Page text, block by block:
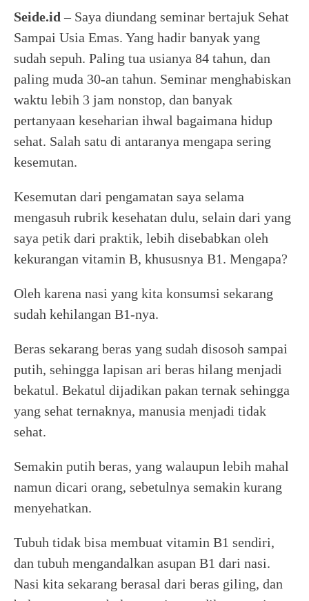
Seide.id – Saya diundang seminar bertajuk Sehat
Sampai Usia Emas. Yang hadir banyak yang
sudah sepuh. Paling tua usianya 84 tahun, dan
paling muda 30-an tahun. Seminar menghabiskan
waktu lebih 3 jam nonstop, dan banyak
pertanyaan keseharian ihwal bagaimana hidup
sehat. Salah satu di antaranya mengapa sering
kesemutan.
Kesemutan dari pengamatan saya selama
mengasuh rubrik kesehatan dulu, selain dari yang
saya petik dari praktik, lebih disebabkan oleh
kekurangan vitamin B, khususnya B1. Mengapa?
Oleh karena nasi yang kita konsumsi sekarang
sudah kehilangan B1-nya.
Beras sekarang beras yang sudah disosoh sampai
putih, sehingga lapisan ari beras hilang menjadi
bekatul. Bekatul dijadikan pakan ternak sehingga
yang sehat ternaknya, manusia menjadi tidak
sehat.
Semakin putih beras, yang walaupun lebih mahal
namun dicari orang, sebetulnya semakin kurang
menyehatkan.
Tubuh tidak bisa membuat vitamin B1 sendiri,
dan tubuh mengandalkan asupan B1 dari nasi.
Nasi kita sekarang berasal dari beras giling, dan